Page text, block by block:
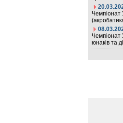
Чемпіонат
Чемпіонат
юнаків та